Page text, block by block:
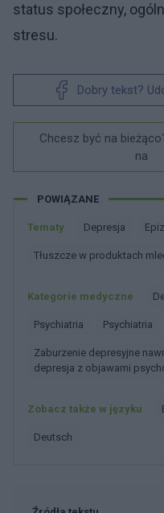
status społeczny,
stresu.
Dobry tekst?
Chcesz być na
na
POWIĄZANE
Tematy Depresja
Tłuszcze w produktach
Kategorie medyczne
Psychiatria Psychiatria
Zaburzenie depresyjne nawracające, obecnie - ciężka
depresja z objawami
Zobacz także w języku
deutsch